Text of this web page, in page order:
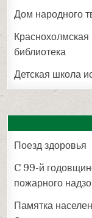
Дом народного
библиотека
Детская школа
Поезд здоровья
C 99-й
пожарного
Памятка